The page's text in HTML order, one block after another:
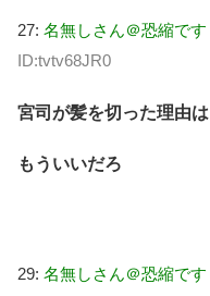
27: 名無しさん＠恐縮です
ID:tvtv68JR0
宮司が髪を切った理由は
もういいだろ
29: 名無しさん＠恐縮です